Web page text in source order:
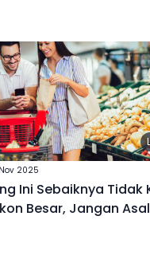
2025
Ini Sebaiknya Tidak
Besar, Jangan Asal